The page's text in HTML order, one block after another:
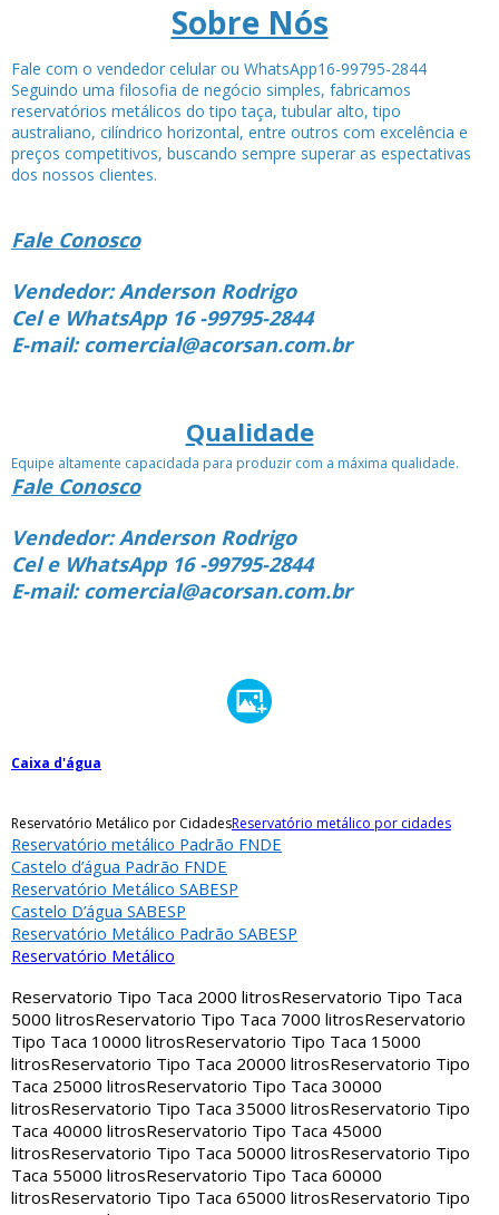
Sobre Nós
Fale com o vendedor celular ou WhatsApp16-99795-2844
Seguindo uma filosofia de negócio simples, fabricamos
reservatórios metálicos do tipo taça, tubular alto, tipo
australiano, cilíndrico horizontal, entre outros com excelência e
preços competitivos, buscando sempre superar as espectativas
dos nossos clientes.
Fale Conosco
Vendedor: Anderson Rodrigo
Cel e WhatsApp 16 -99795-2844
E-mail: comercial@acorsan.com.br
Qualidade
Equipe altamente capacidada para produzir com a máxima qualidade.
Fale Conosco
Vendedor: Anderson Rodrigo
Cel e WhatsApp 16 -99795-2844
E-mail: comercial@acorsan.com.br
Caixa d'água
Reservatório Metálico por CidadesReservatório metálico por cidades
Reservatório metálico Padrão FNDE
Castelo d’água Padrão FNDE
Reservatório Metálico SABESP
Castelo D’água SABESP
Reservatório Metálico Padrão SABESP
Reservatório Metálico
Reservatorio Tipo Taca 2000 litrosReservatorio Tipo Taca
5000 litrosReservatorio Tipo Taca 7000 litrosReservatorio
Tipo Taca 10000 litrosReservatorio Tipo Taca 15000
litrosReservatorio Tipo Taca 20000 litrosReservatorio Tipo
Taca 25000 litrosReservatorio Tipo Taca 30000
litrosReservatorio Tipo Taca 35000 litrosReservatorio Tipo
Taca 40000 litrosReservatorio Tipo Taca 45000
litrosReservatorio Tipo Taca 50000 litrosReservatorio Tipo
Taca 55000 litrosReservatorio Tipo Taca 60000
litrosReservatorio Tipo Taca 65000 litrosReservatorio Tipo